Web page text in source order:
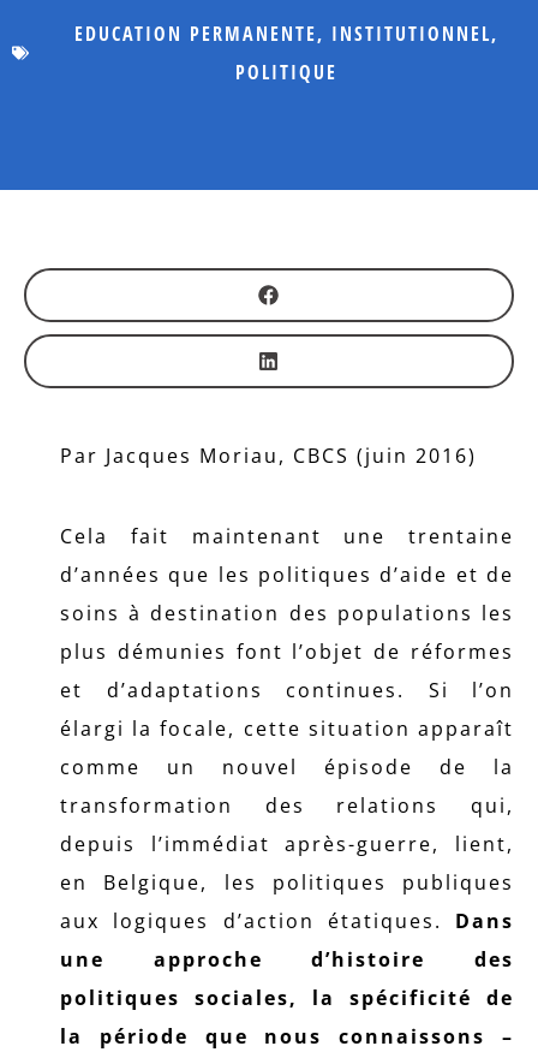
EDUCATION PERMANENTE, INSTITUTIONNEL,
POLITIQUE
Par Jacques Moriau, CBCS (juin 2016)
Cela fait maintenant une trentaine
d’années que les politiques d’aide et de
soins à destination des populations les
plus démunies font l’objet de réformes
et d’adaptations continues. Si l’on
élargi la focale, cette situation apparaît
comme un nouvel épisode de la
transformation des relations qui,
depuis l’immédiat après-guerre, lient,
en Belgique, les politiques publiques
aux logiques d’action étatiques. Dans
une approche d’histoire des
politiques sociales, la spécificité de
la période que nous connaissons –